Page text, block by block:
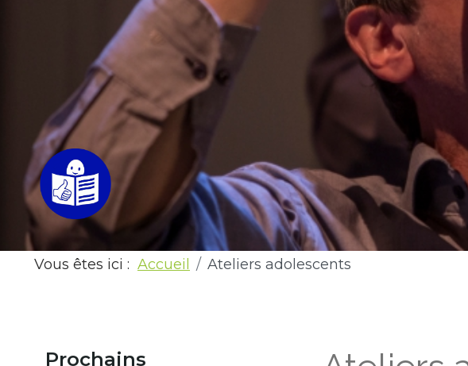
Vous êtes ici : Accueil Ateliers adolescents
Prochains